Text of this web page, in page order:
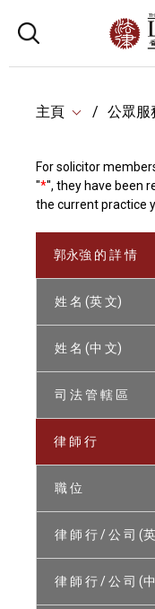
主頁 公眾服
For solicitor
"*", they have been
the current practice
郭永強 的 詳 情
姓 名 (英 文)
姓 名 (中 文)
司 法 管 轄 區
律 師 行
職 位
律 師 行 / 公 司 (
律 師 行 / 公 司 (